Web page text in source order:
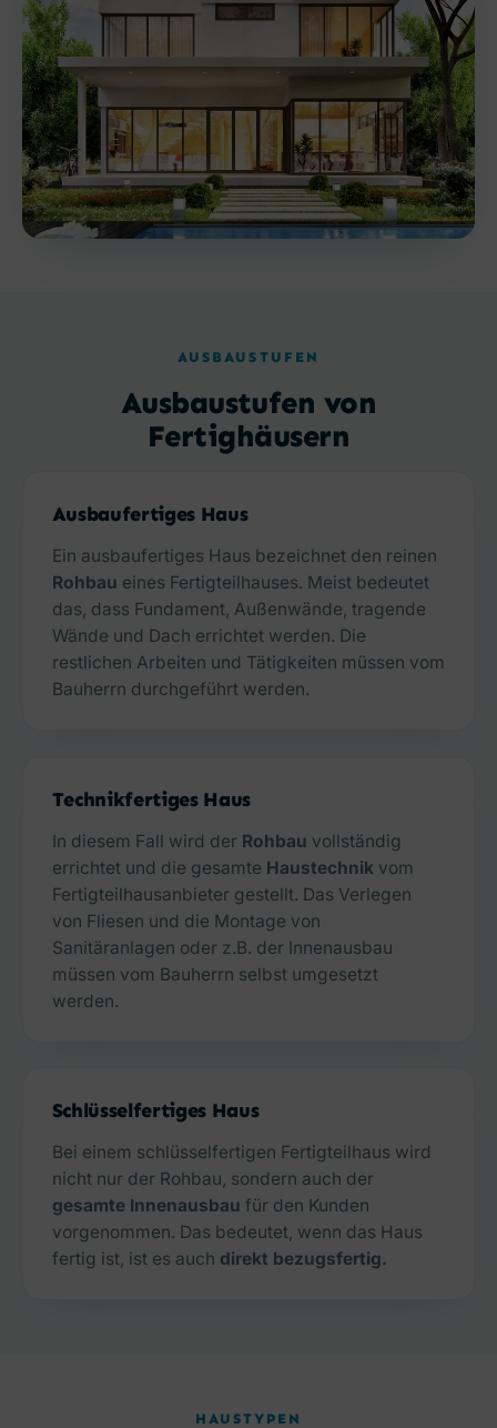
AUSBAUSTUFEN
Ausbaustufen von
Fertighäusern
Ausbaufertiges Haus
Ein ausbaufertiges Haus bezeichnet den reinen
Rohbau eines Fertigteilhauses. Meist bedeutet
das, dass Fundament, Außenwände, tragende
Wände und Dach errichtet werden. Die
restlichen Arbeiten und Tätigkeiten müssen vom
Bauherrn durchgeführt werden.
Technikfertiges Haus
In diesem Fall wird der Rohbau vollständig
errichtet und die gesamte Haustechnikvom
Fertigteilhausanbieter gestellt. Das Verlegen
von Fliesen und die Montage von
Sanitäranlagen oder z.B. der Innenausbau
müssen vom Bauherrn selbst umgesetzt
werden.
Schlüsselfertiges Haus
Bei einem schlüsselfertigen Fertigteilhaus wird
nicht nur der Rohbau, sondern auch der
gesamte Innenausbau für den Kunden
vorgenommen. Das bedeutet, wenn das Haus
fertig ist, ist es auch direkt bezugsfertig.
HAUSTYPEN